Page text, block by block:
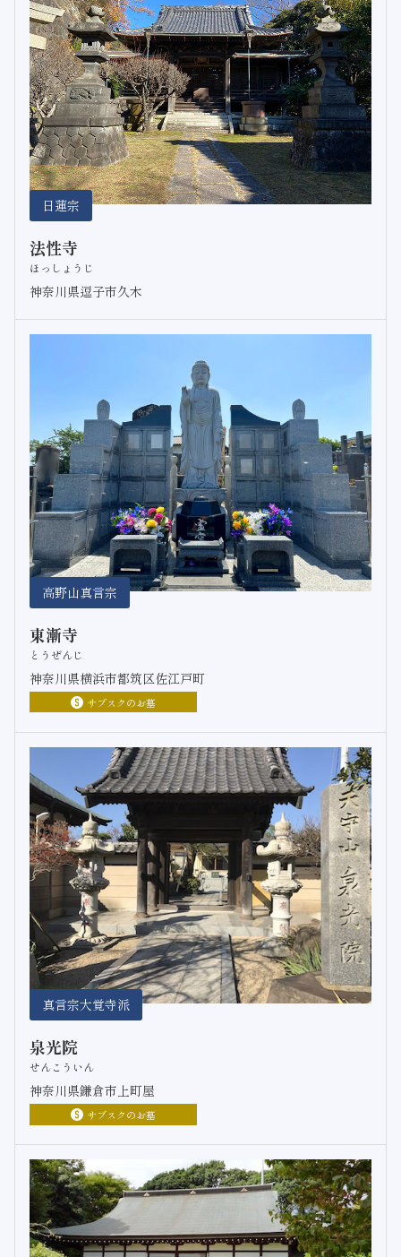
日蓮宗
法性寺
ほっしょうじ
神奈川県逗子市久木
高野山真言宗
東漸寺
とうぜんじ
神奈川県横浜市都筑区佐江戸町
サブスクのお墓
真言宗大覚寺派
泉光院
せんこういん
神奈川県鎌倉市上町屋
サブスクのお墓